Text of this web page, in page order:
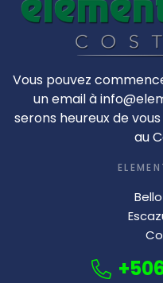
Vous pouvez
un email à
serons heureux de
au